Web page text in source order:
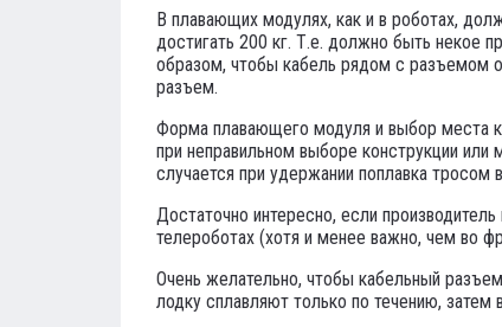
В плавающих модулях, как и в роботах,
достигать 200 кг. Т.е. должно быть
образом, чтобы кабель рядом с разъемом
разъем.
Форма плавающего модуля и выбор места
при неправильном выборе конструкции или
случается при удержании поплавка тросом
Достаточно интересно, если
телероботах (хотя и менее важно, чем во
Очень желательно, чтобы кабельный
лодку сплавляют только по течению,